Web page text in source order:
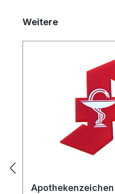
Produktgalerie überspringen
Weitere